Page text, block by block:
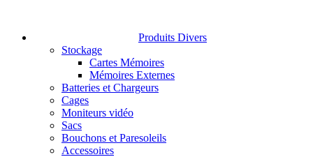
Produits Divers
Stockage
Cartes Mémoires
Mémoires Externes
Batteries et Chargeurs
Cages
Moniteurs vidéo
Sacs
Bouchons et Paresoleils
Accessoires